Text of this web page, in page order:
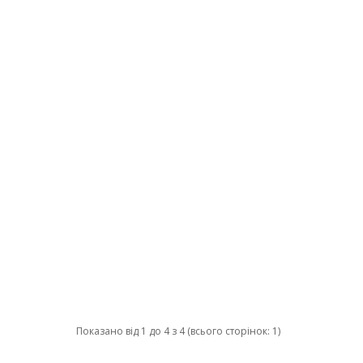
Показано від 1 до 4 з 4 (всього сторінок: 1)